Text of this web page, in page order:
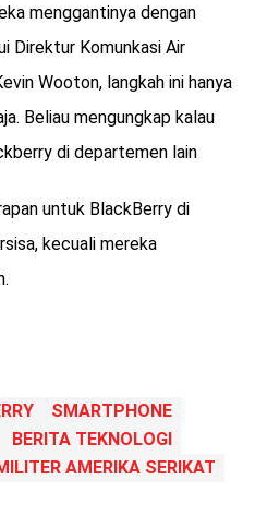
menggantinya dengan
Direktur Komunkasi Air
Wooton, langkah ini hanya
Beliau mengungkap kalau
di departemen lain
untuk BlackBerry di
kecuali mereka
SMARTPHONE
BERITA TEKNOLOGI
AMERIKA SERIKAT